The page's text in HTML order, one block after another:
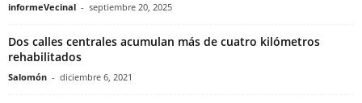
informeVecinal - septiembre 20, 2025
Dos calles centrales acumulan más de cuatro kilómetros
rehabilitados
Salomón - diciembre 6, 2021